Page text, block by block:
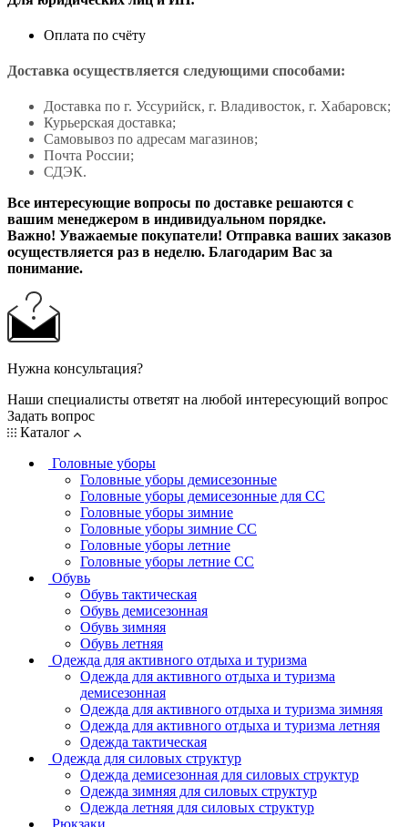
Оплата по счёту
Доставка осуществляется следующими способами:
Доставка по г. Уссурийск, г. Владивосток, г. Хабаровск;
Курьерская доставка;
Самовывоз по адресам магазинов;
Почта России;
СДЭК.
Все интересующие вопросы по доставке решаются с
вашим менеджером в индивидуальном порядке.
Важно! Уважаемые покупатели! Отправка ваших заказов
осуществляется раз в неделю. Благодарим Вас за
понимание.
Нужна консультация?
Наши специалисты ответят на любой интересующий вопрос
Задать вопрос
Каталог
Головные уборы
Головные уборы демисезонные
Головные уборы демисезонные для СС
Головные уборы зимние
Головные уборы зимние СС
Головные уборы летние
Головные уборы летние СС
Обувь
Обувь тактическая
Обувь демисезонная
Обувь зимняя
Обувь летняя
Одежда для активного отдыха и туризма
Одежда для активного отдыха и туризма
демисезонная
Одежда для активного отдыха и туризма зимняя
Одежда для активного отдыха и туризма летняя
Одежда тактическая
Одежда для силовых структур
Одежда демисезонная для силовых структур
Одежда зимняя для силовых структур
Одежда летняя для силовых структур